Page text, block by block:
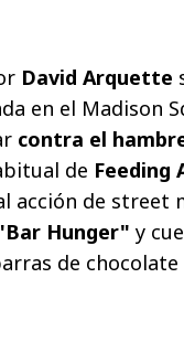
David Arquette
en el Madison
contra el
de Feeding
acción de street
Hunger" y
de chocolate